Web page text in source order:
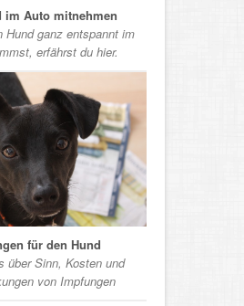
im Auto mitnehmen
Hund ganz entspannt im
erfährst du hier.
für den Hund
über Sinn, Kosten und
von Impfungen